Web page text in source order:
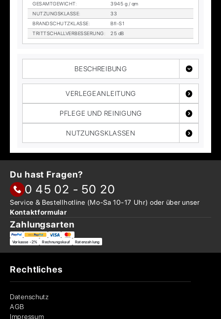
GE­SAMT­GE­WICHT:
3945 g / qm
NUT­ZUNGS­KLAS­SE:
33
BRAND­SCHUTZ­KLAS­SE:
Bfl-S1
TRITT­SCHALL­VER­BES­SE­RUNG: 25 dB
BESCHREIBUNG
VERLEGEANLEITUNG
PFLEGE UND REINIGUNG
NUTZUNGSKLASSEN
Du hast Fragen?
0 45 02 - 50 20
Service & Bestellhotline (Mo-Sa 10-17 Uhr) oder überunser
Kontaktformular
Zahlungsarten
Vorkasse -2% Rechnungskauf Ratenzahlung
Rechtliches
Datenschutz
AGB
Impressum